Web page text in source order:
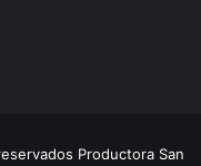
Productora San